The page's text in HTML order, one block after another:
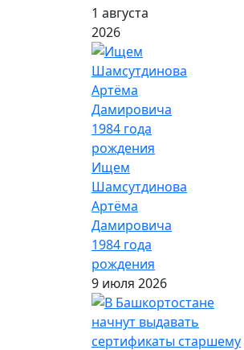
1 августа
2026
Ищем
Шамсутдинова
Артёма
Дамировича
1984 года
рождения
9 июля 2026